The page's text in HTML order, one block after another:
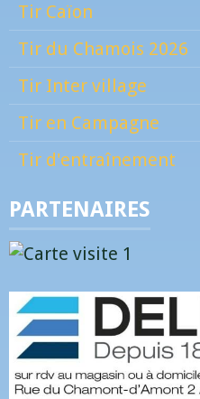
Tir Caïon
Tir du Chamois 2026
Tir Inter village
Tir en Campagne
Tir d'entraînement
PARTENAIRES